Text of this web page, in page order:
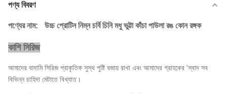
পণ্য বিবরণ
পণ্যের নাম: উচ্চ প্রোটিন নিম্ন চর্বি চিনি মধু ভুট্টা কাঁচা পাউলা রঙ কোন রঙ্গক
কাশি সিরিজ
আমাদের বাদামি সিরিজ প্রাকৃতিক সুস্থ পুষ্টি বজায় রাখা এবং আমাদের গ্রাহকের 'স্বাদ সব
বিভিন্ন চাহিদা মেটাতে বিখ্যাত।